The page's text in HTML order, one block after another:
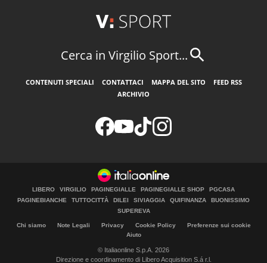
Cerca in Virgilio Sport...
CONTENUTI SPECIALI CONTATTACI MAPPA DEL SITO
FEED RSS
ARCHIVIO
LIBERO VIRGILIO PAGINEGIALLE PAGINEGIALLE SHOP
PGCASA
PAGINEBIANCHE
TUTTOCITTÀ DILEI SIVIAGGIA QUIFINANZA
BUONISSIMO
SUPEREVA
Chi siamo Note Legali Privacy Cookie Policy
Preferenze sui cookie
Aiuto
© Italiaonline S.p.A. 2026
Direzione e coordinamento di Libero Acquisition S.á r.l.